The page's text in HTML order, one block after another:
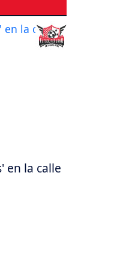
en la calle